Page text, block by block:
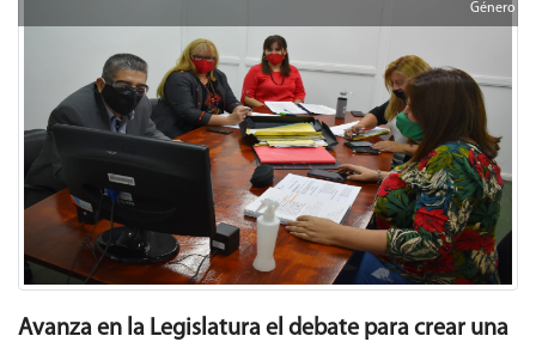
Género
Avanza en la Legislatura el debate para crear una